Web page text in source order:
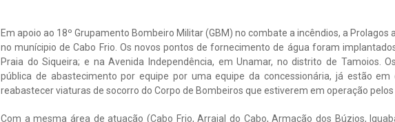
Em apoio ao 18º Grupamento Bombeiro Militar (GBM) no combate a incêndios, a
no munícipio de Cabo Frio. Os novos pontos de fornecimento de água foram
Praia do Siqueira; e na Avenida Independência, em Unamar, no distrito de Tamoios.
pública de abastecimento por equipe por uma equipe da concessionária, já estão
reabastecer viaturas de socorro do Corpo de Bombeiros que estiverem em operação
Com a mesma área de atuação (Cabo Frio, Arraial do Cabo, Armação dos Búzios,